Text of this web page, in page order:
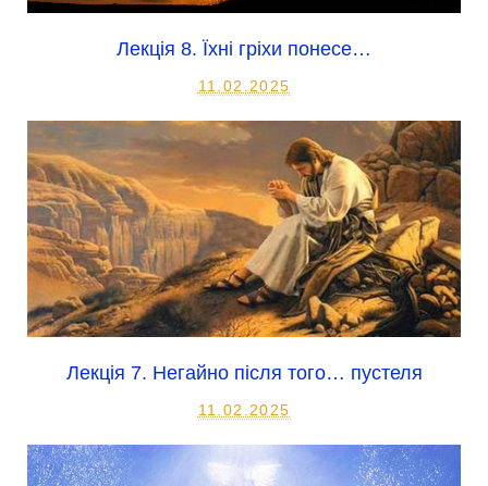
Лекція 8. Їхні гріхи понесе…
11.02.2025
Лекція 7. Негайно після того… пустеля
11.02.2025